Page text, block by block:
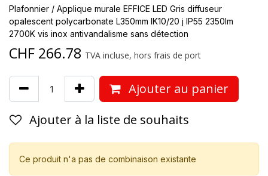
Plafonnier / Applique murale EFFICE LED Gris diffuseur
opalescent polycarbonate L350mm IK10/20 j IP55 2350lm
2700K vis inox antivandalisme sans détection
CHF 266.78 TVA incluse, hors frais de port
Ajouter au panier
Ajouter à la liste de souhaits
Ce produit n'a pas de combinaison existante